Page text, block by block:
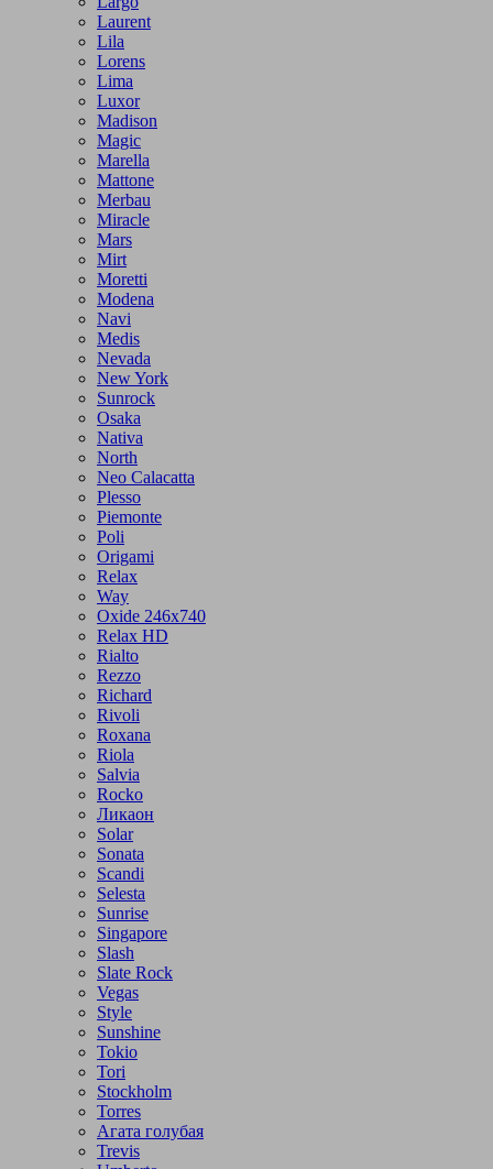
Laurent
Lila
Lorens
Lima
Luxor
Madison
Magic
Marella
Mattone
Merbau
Miracle
Mars
Mirt
Moretti
Modena
Navi
Medis
Nevada
New York
Sunrock
Osaka
Nativa
North
Neo Calacatta
Plesso
Piemonte
Poli
Origami
Relax
Way
Oxide 246x740
Relax HD
Rialto
Rezzo
Richard
Rivoli
Roxana
Riola
Salvia
Rocko
Ликаон
Solar
Sonata
Scandi
Selesta
Sunrise
Singapore
Slash
Slate Rock
Vegas
Style
Sunshine
Tokio
Tori
Stockholm
Torres
Агата голубая
Trevis